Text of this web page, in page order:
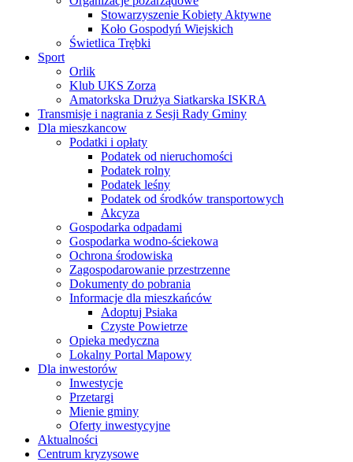
Stowarzyszenie Kobiety Aktywne
Koło Gospodyń Wiejskich
Świetlica Trębki
Sport
Orlik
Klub UKS Zorza
Amatorkska Drużya Siatkarska ISKRA
Transmisje i nagrania z Sesji Rady Gminy
Dla mieszkancow
Podatki i opłaty
Podatek od nieruchomości
Podatek rolny
Podatek leśny
Podatek od środków transportowych
Akcyza
Gospodarka odpadami
Gospodarka wodno-ściekowa
Ochrona środowiska
Zagospodarowanie przestrzenne
Dokumenty do pobrania
Informacje dla mieszkańców
Adoptuj Psiaka
Czyste Powietrze
Opieka medyczna
Lokalny Portal Mapowy
Dla inwestorów
Inwestycje
Przetargi
Mienie gminy
Oferty inwestycyjne
Aktualności
Centrum kryzysowe